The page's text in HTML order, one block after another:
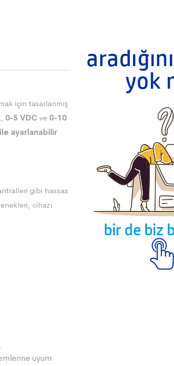
için tasarlanmış
, 0-5 VDC ve 0-10
ayarlanabilir
gibi hassas
cihazı
uyum